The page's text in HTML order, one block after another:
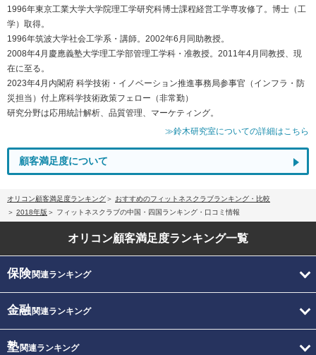
1996年東京工業大学大学院理工学研究科博士課程経営工学専攻修了。博士（工
学）取得。
1996年筑波大学社会工学系・講師。2002年6月同助教授。
2008年4月慶應義塾大学理工学部管理工学科・准教授。2011年4月同教授、現
在に至る。
2023年4月内閣府 科学技術・イノベーション推進事務局参事官（インフラ・防
災担当）付上席科学技術政策フェロー（非常勤）
研究分野は応用統計解析、品質管理、マーケティング。
≫鈴木研究室についての詳細はこちら
顧客満足度について
オリコン顧客満足度ランキング
おすすめのフィットネスクラブランキング・比較
2018年版
フィットネスクラブの中国・四国ランキング・口コミ情報
オリコン顧客満足度ランキング一覧
保険関連ランキング
金融関連ランキング
塾関連ランキング